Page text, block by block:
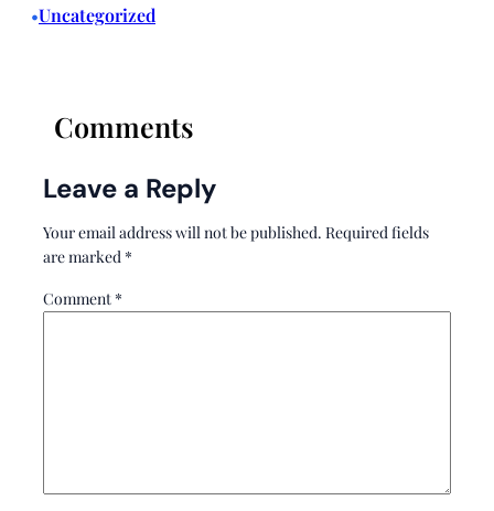
•Uncategorized
Comments
Leave a Reply
Your email address will not be published. Required fields
are marked *
Comment *